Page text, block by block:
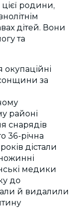
родини,
дітей. Вони
та
окупаційні
за
районі
снарядів
36-річна
дістали
медики
до
й видалили